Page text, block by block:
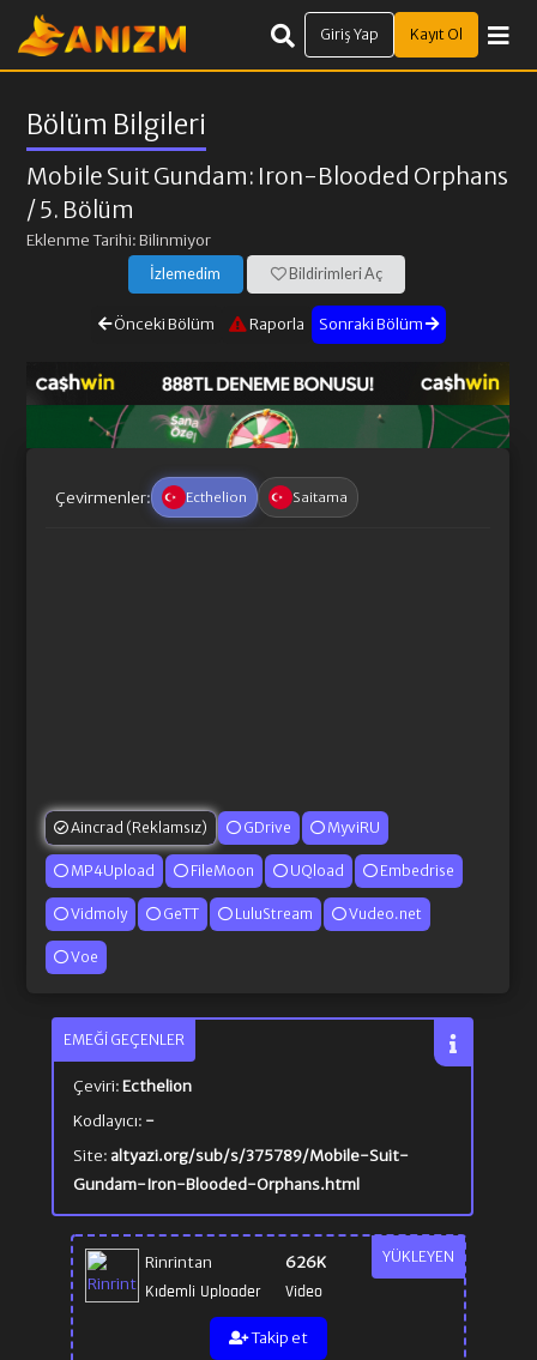
Giriş Yap Kayıt Ol
Bölüm Bilgileri
Mobile Suit Gundam: Iron-Blooded Orphans
/ 5. Bölüm
Eklenme Tarihi: Bilinmiyor
İzlemedim Bildirimleri Aç
Önceki Bölüm Raporla Sonraki Bölüm
Çevirmenler: Ecthelion Saitama
Aincrad (Reklamsız) GDrive MyviRU
MP4Upload FileMoon UQload Embedrise
Vidmoly GeTT LuluStream Vudeo.net
Voe
YÜKLEYEN
Rinrintan
Kıdemli Uploader
626K
Video
Takip et
EMEĞI GEÇENLER
Çeviri:Ecthelion
Kodlayıcı: -
Site: altyazi.org/sub/s/375789/Mobile-Suit-
Gundam-Iron-Blooded-Orphans.html